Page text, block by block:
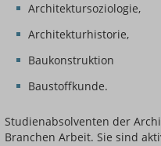
Architektursoziologie,
Architekturhistorie,
Baukonstruktion
Baustoffkunde.
Studienabsolventen der
Branchen Arbeit. Sie sind